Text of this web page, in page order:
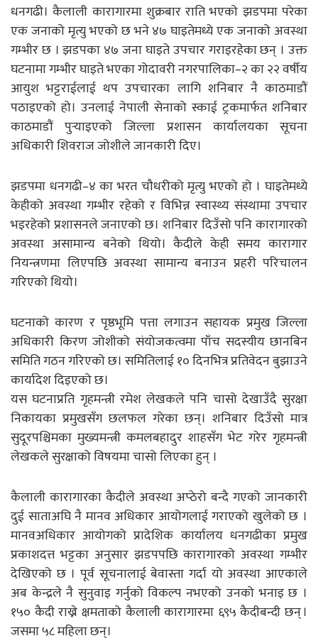
धनगढी। कैलाली कारागारमा शुक्रबार राति भएको झडपमा परेका
एक जनाको मृत्यु भएको छ भने ४७ घाइतेमध्ये एक जनाको अवस्था
गम्भीर छ । झडपका ४७ जना घाइते उपचार गराइरहेका छन् । उक्त
घटनामा गम्भीर घाइते भएका गोदावरी नगरपालिका–२ का २२ वर्षीय
आयुश भट्टराईलाई थप उपचारका लागि शनिबार नै काठमाडौं
पठाइएको हो। उनलाई नेपाली सेनाको स्काई ट्रकमार्फत शनिबार
काठमाडौं पुर्‍याइएको जिल्ला प्रशासन कार्यालयका सूचना
अधिकारी शिवराज जोशीले जानकारी दिए।
झडपमा धनगढी–४ का भरत चौधरीको मृत्यु भएको हो । घाइतेमध्ये
केहीको अवस्था गम्भीर रहेको र विभिन्न स्वास्थ्य संस्थामा उपचार
भइरहेको प्रशासनले जनाएको छ। शनिबार दिउँसो पनि कारागारको
अवस्था असामान्य बनेको थियो। कैदीले केही समय कारागार
नियन्त्रणमा लिएपछि अवस्था सामान्य बनाउन प्रहरी परिचालन
गरिएको थियो।
घटनाको कारण र पृष्ठभूमि पत्ता लगाउन सहायक प्रमुख जिल्ला
अधिकारी किरण जोशीको संयोजकत्वमा पाँच सदस्यीय छानबिन
समिति गठन गरिएको छ। समितिलाई १० दिनभित्र प्रतिवेदन बुझाउने
कार्यादेश दिइएको छ।
यस घटनाप्रति गृहमन्त्री रमेश लेखकले पनि चासो देखाउँदै सुरक्षा
निकायका प्रमुखसँग छलफल गरेका छन्। शनिबार दिउँसो मात्र
सुदूरपश्चिमका मुख्यमन्त्री कमलबहादुर शाहसँग भेट गरेर गृहमन्त्री
लेखकले सुरक्षाको विषयमा चासो लिएका हुन् ।
कैलाली कारागारका कैदीले अवस्था अप्ठेरो बन्दै गएको जानकारी
दुई साताअघि नै मानव अधिकार आयोगलाई गराएको खुलेको छ ।
मानवअधिकार आयोगको प्रादेशिक कार्यालय धनगढीका प्रमुख
प्रकाशदत्त भट्टका अनुसार झडपपछि कारागारको अवस्था गम्भीर
देखिएको छ । पूर्व सूचनालाई बेवास्ता गर्दा यो अवस्था आएकाले
अब केन्द्रले नै सुनुवाइ गर्नुको विकल्प नभएको उनको भनाइ छ ।
१५० कैदी राख्ने क्षमताको कैलाली कारागारमा ६९५ कैदीबन्दी छन् ।
जसमा ५८ महिला छन्।